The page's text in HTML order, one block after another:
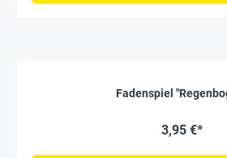
Fadenspiel
3,95 €*